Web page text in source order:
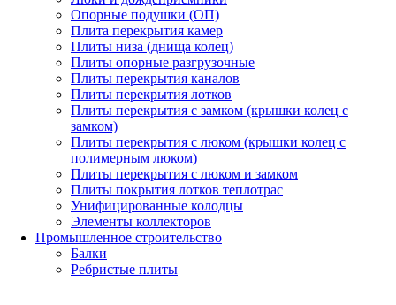
Опорные подушки (ОП)
Плита перекрытия камер
Плиты низа (днища колец)
Плиты опорные разгрузочные
Плиты перекрытия каналов
Плиты перекрытия лотков
Плиты перекрытия с замком (крышки колец с
замком)
Плиты перекрытия с люком (крышки колец с
полимерным люком)
Плиты перекрытия с люком и замком
Плиты покрытия лотков теплотрас
Унифицированные колодцы
Элементы коллекторов
Промышленное строительство
Балки
Ребристые плиты